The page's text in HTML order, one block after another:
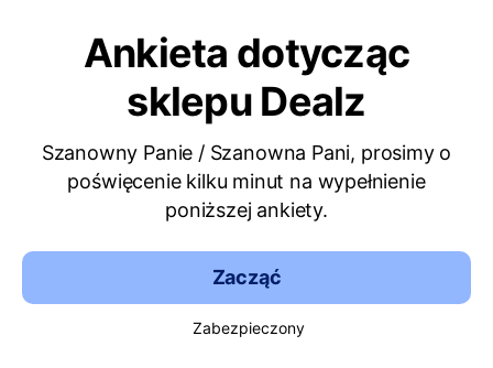
Ankieta dotycząc
sklepu Dealz
Szanowny Panie / Szanowna Pani, prosimy o
poświęcenie kilku minut na wypełnienie
poniższej ankiety.
Zacząć
Zabezpieczony